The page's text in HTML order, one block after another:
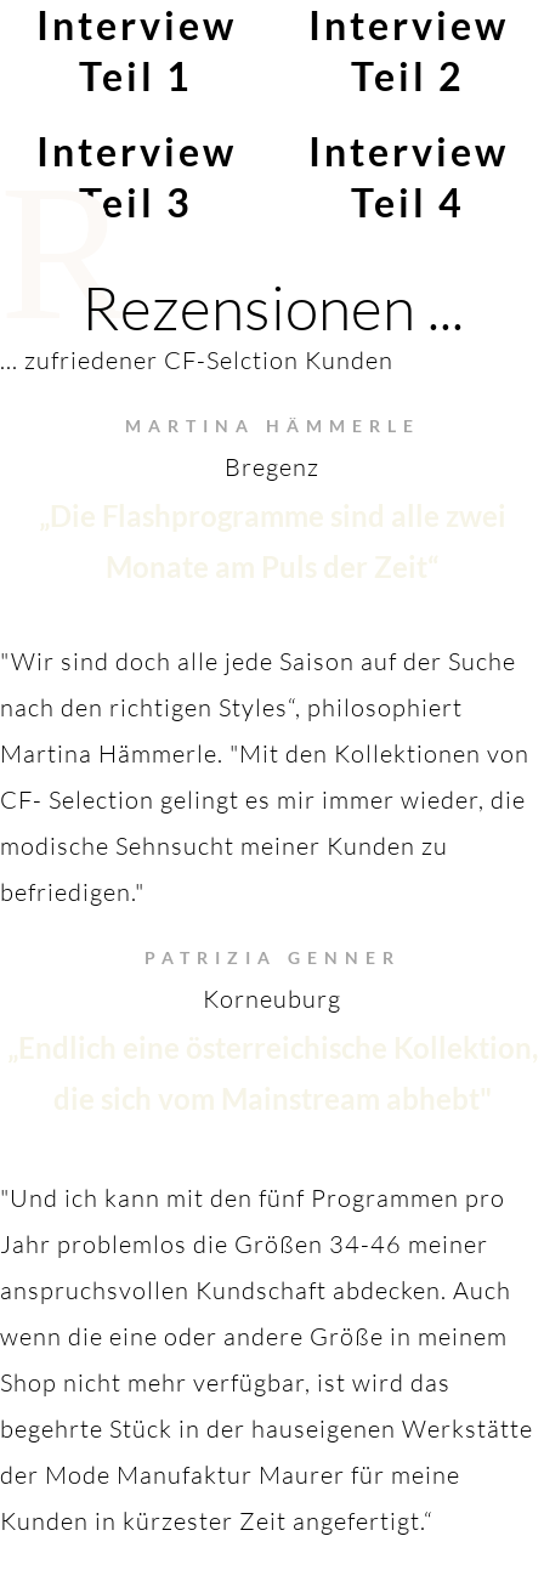
Interview
Teil 1
Interview
Teil 2
Interview
Teil 3
Interview
Teil 4
R
Rezensionen ...
... zufriedener CF-Selction Kunden
MARTINA HÄMMERLE
Bregenz
„Die Flashprogramme sind alle zwei
Monate am Puls der Zeit“
"Wir sind doch alle jede Saison auf der Suche
nach den richtigen Styles“, philosophiert
Martina Hämmerle. "Mit den Kollektionen von
CF- Selection gelingt es mir immer wieder, die
modische Sehnsucht meiner Kunden zu
befriedigen."
PATRIZIA GENNER
Korneuburg
„Endlich eine österreichische Kollektion,
die sich vom Mainstream abhebt"
"Und ich kann mit den fünf Programmen pro
Jahr problemlos die Größen 34-46 meiner
anspruchsvollen Kundschaft abdecken. Auch
wenn die eine oder andere Größe in meinem
Shop nicht mehr verfügbar, ist wird das
begehrte Stück in der hauseigenen Werkstätte
der Mode Manufaktur Maurer für meine
Kunden in kürzester Zeit angefertigt.“